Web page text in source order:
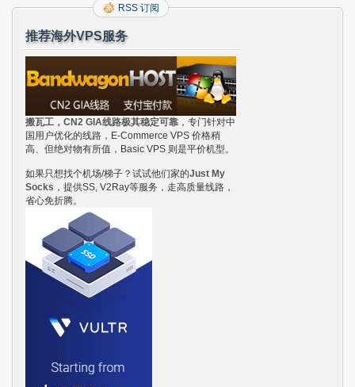
RSS 订阅
推荐海外VPS服务
搬瓦工，CN2 GIA线路极其稳定可靠 ，专门针对中
国用户优化的线路，E-Commerce VPS 价格稍
高、但绝对物有所值，Basic VPS 则是平价机型。
如果只想找个机场/梯子？试试他们家的Just My
Socks ，提供SS, V2Ray等服务，走高质量线路，
省心免折腾。